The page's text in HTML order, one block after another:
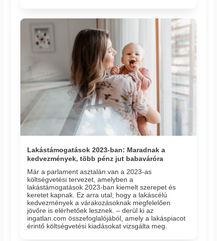
Lakástámogatások 2023-ban: Maradnak a
kedvezmények, több pénz jut babaváróra
Már a parlament asztalán van a 2023-as
költségvetési tervezet, amelyben a
lakástámogatások 2023-ban kiemelt szerepet és
keretet kapnak. Ez arra utal, hogy a lakáscélú
kedvezmények a várakozásoknak megfelelően
jövőre is elérhetőek lesznek. – derül ki az
ingatlan.com összefoglalójából, amely a lakáspiacot
érintő költségvetési kiadásokat vizsgálta meg.